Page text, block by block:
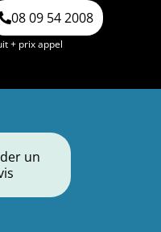
08 09 54 2008
+ prix appel
un